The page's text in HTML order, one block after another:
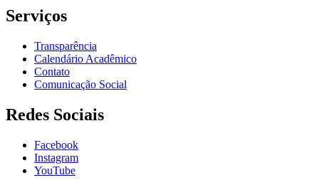
Serviços
Transparência
Calendário Acadêmico
Contato
Comunicação Social
Redes Sociais
Facebook
Instagram
YouTube